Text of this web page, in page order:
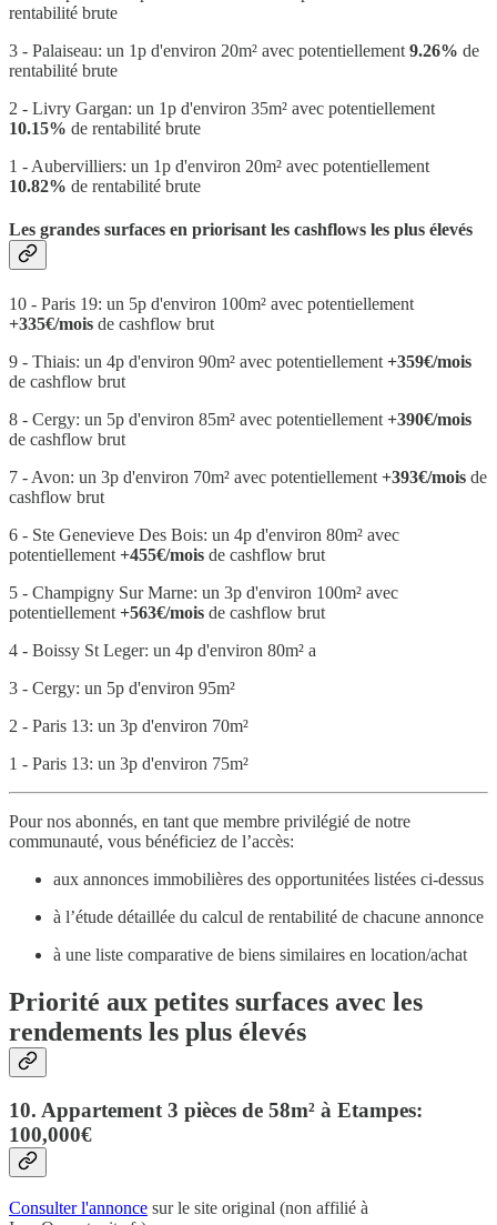
rentabilité brute
3 - Palaiseau: un 1p d'environ 20m² avec potentiellement 9.26% de
rentabilité brute
2 - Livry Gargan: un 1p d'environ 35m² avec potentiellement
10.15% de rentabilité brute
1 - Aubervilliers: un 1p d'environ 20m² avec potentiellement
10.82% de rentabilité brute
Les grandes surfaces en priorisant les cashflows les plus élevés
10 - Paris 19: un 5p d'environ 100m² avec potentiellement
+335€/mois de cashflow brut
9 - Thiais: un 4p d'environ 90m² avec potentiellement +359€/mois
de cashflow brut
8 - Cergy: un 5p d'environ 85m² avec potentiellement +390€/mois
de cashflow brut
7 - Avon: un 3p d'environ 70m² avec potentiellement +393€/mois de
cashflow brut
6 - Ste Genevieve Des Bois: un 4p d'environ 80m² avec
potentiellement +455€/mois de cashflow brut
5 - Champigny Sur Marne: un 3p d'environ 100m² avec
potentiellement +563€/mois de cashflow brut
4 - Boissy St Leger: un 4p d'environ 80m² a
3 - Cergy: un 5p d'environ 95m²
2 - Paris 13: un 3p d'environ 70m²
1 - Paris 13: un 3p d'environ 75m²
Pour nos abonnés, en tant que membre privilégié de notre
communauté, vous bénéficiez de l’accès:
aux annonces immobilières des opportunitées listées ci-dessus
à l’étude détaillée du calcul de rentabilité de chacune annonce
à une liste comparative de biens similaires en location/achat
Priorité aux petites surfaces avec les
rendements les plus élevés
10. Appartement 3 pièces de 58m² à Etampes:
100,000€
Consulter l'annonce sur le site original (non affilié à